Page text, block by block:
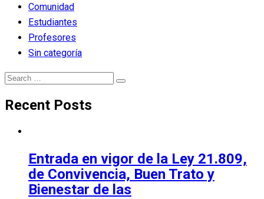
Comunidad
Estudiantes
Profesores
Sin categoría
Search
Search
Recent Posts
Entrada en vigor de la Ley 21.809,
de Convivencia, Buen Trato y
Bienestar de las